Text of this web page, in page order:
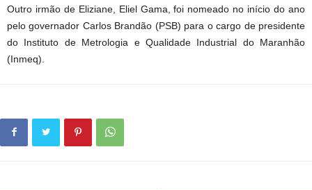
Outro irmão de Eliziane, Eliel Gama, foi nomeado no início do ano
pelo governador Carlos Brandão (PSB) para o cargo de presidente
do Instituto de Metrologia e Qualidade Industrial do Maranhão
(Inmeq).